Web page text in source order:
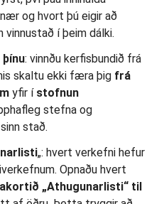
og hvort þú eigir að
í þeim dálki.
: vinnðu kerfisbundið frá
skaltu ekki færa þig frá
yfir í stofnun
stefna og
stað.
„: hvert verkefni hefur
Opnaðu hvert
„Athugunarlisti“ til